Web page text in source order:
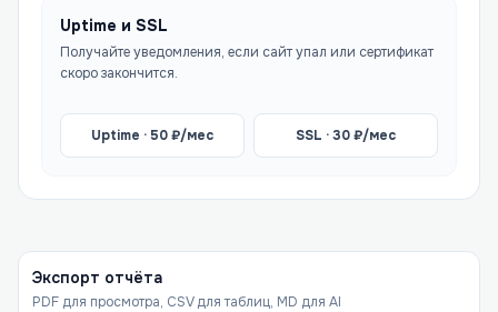
Uptime и SSL
Получайте уведомления, если сайт упал или сертификат
скоро закончится.
Uptime ·50₽/мес SSL ·30₽/мес
Экспорт отчёта
PDF для просмотра, CSV для таблиц, MD для AI